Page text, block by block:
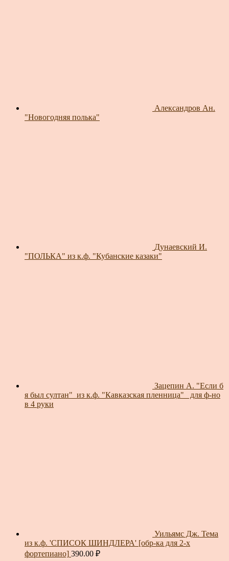
Александров Ан.
"Новогодняя полька"
Дунаевский И.
"ПОЛЬКА" из к.ф. "Кубанские казаки"
Зацепин А. "Если б
я был султан"_из к.ф. "Кавказская пленница"_ для ф-но
в 4 руки
Уильямс Дж. Тема
из к.ф. 'СПИСОК ШИНДЛЕРА' [обр-ка для 2-х
фортепиано] 390.00 ₽